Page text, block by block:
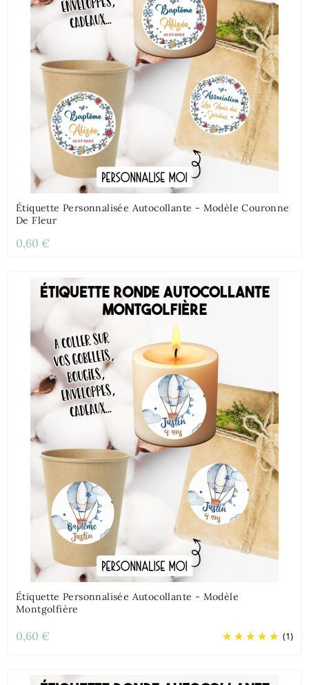
Étiquette Personnalisée Autocollante - Modèle Couronne
De Fleur
0,60 €
Étiquette Personnalisée Autocollante - Modèle
Montgolfière
(1)
0,60 €